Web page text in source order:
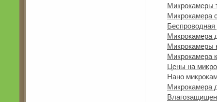
Микрокамеры
Микрокамера
Микрокамера
Микрокамеры
Микрокамера
Цены на
Нано
Микрокамера